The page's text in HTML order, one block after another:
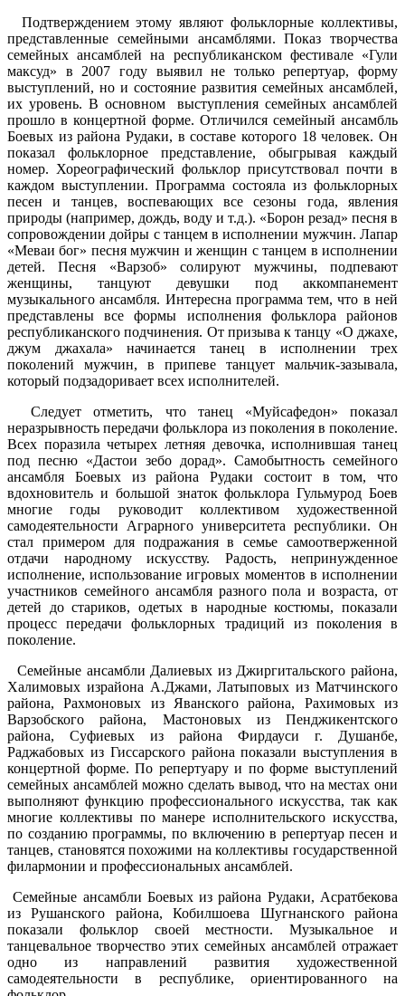
Подтверждением этому являют фольклорные коллективы,
представленные семейными ансамблями. Показ творчества
семейных ансамблей на республиканском фестивале «Гули
максуд» в 2007 году выявил не только репертуар, форму
выступлений, но и состояние развития семейных ансамблей,
их уровень. В основном выступления семейных ансамблей
прошло в концертной форме. Отличился семейный ансамбль
Боевых из района Рудаки, в составе которого 18 человек. Он
показал фольклорное представление, обыгрывая каждый
номер. Хореографический фольклор присутствовал почти в
каждом выступлении. Программа состояла из фольклорных
песен и танцев, воспевающих все сезоны года, явления
природы (например, дождь, воду и т.д.). «Борон резад» песня в
сопровождении дойры с танцем в исполнении мужчин. Лапар
«Меваи бог» песня мужчин и женщин с танцем в исполнении
детей. Песня «Варзоб» солируют мужчины, подпевают
женщины, танцуют девушки под аккомпанемент
музыкального ансамбля. Интересна программа тем, что в ней
представлены все формы исполнения фольклора районов
республиканского подчинения. От призыва к танцу «О джахе,
джум джахала» начинается танец в исполнении трех
поколений мужчин, в припеве танцует мальчик-зазывала,
который подзадоривает всех исполнителей.
Следует отметить, что танец «Муйсафедон» показал
неразрывность передачи фольклора из поколения в поколение.
Всех поразила четырех летняя девочка, исполнившая танец
под песню «Дастои зебо дорад». Самобытность семейного
ансамбля Боевых из района Рудаки состоит в том, что
вдохновитель и большой знаток фольклора Гульмурод Боев
многие годы руководит коллективом художественной
самодеятельности Аграрного университета республики. Он
стал примером для подражания в семье самоотверженной
отдачи народному искусству. Радость, непринужденное
исполнение, использование игровых моментов в исполнении
участников семейного ансамбля разного пола и возраста, от
детей до стариков, одетых в народные костюмы, показали
процесс передачи фольклорных традиций из поколения в
поколение.
Семейные ансамбли Далиевых из Джиргитальского района,
Халимовых израйона А.Джами, Латыповых из Матчинского
района, Рахмоновых из Яванского района, Рахимовых из
Варзобского района, Мастоновых из Пенджикентского
района, Суфиевых из района Фирдауси г. Душанбе,
Раджабовых из Гиссарского района показали выступления в
концертной форме. По репертуару и по форме выступлений
семейных ансамблей можно сделать вывод, что на местах они
выполняют функцию профессионального искусства, так как
многие коллективы по манере исполнительского искусства,
по созданию программы, по включению в репертуар песен и
танцев, становятся похожими на коллективы государственной
филармонии и профессиональных ансамблей.
Семейные ансамбли Боевых из района Рудаки, Асратбекова
из Рушанского района, Кобилшоева Шугнанского района
показали фольклор своей местности. Музыкальное и
танцевальное творчество этих семейных ансамблей отражает
одно из направлений развития художественной
самодеятельности в республике, ориентированного на